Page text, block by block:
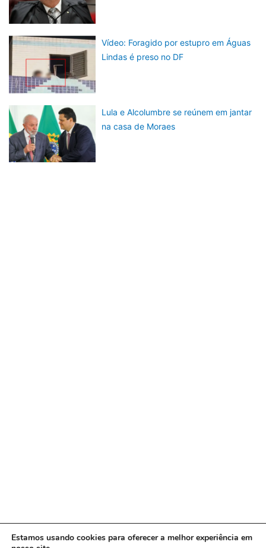
Vídeo: Foragido por estupro em Águas
Lindas é preso no DF
Lula e Alcolumbre se reúnem em jantar
na casa de Moraes
Estamos usando cookies para oferecer a melhor experiência em